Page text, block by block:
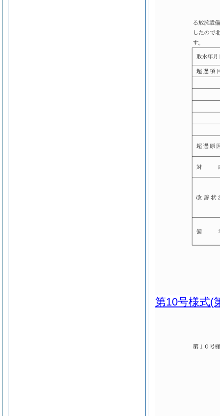
第10号様式(